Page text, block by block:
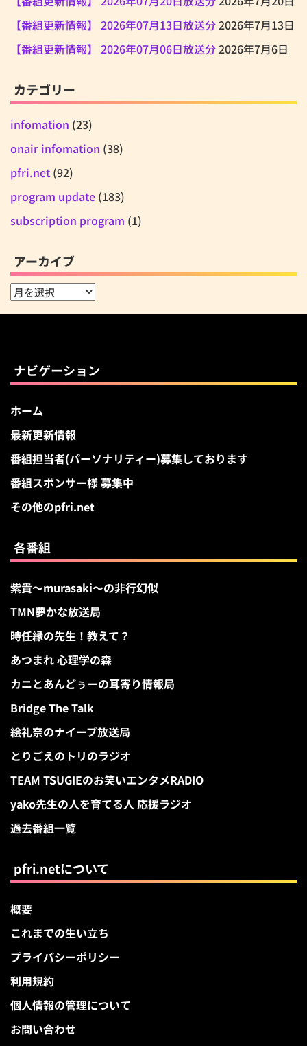
【番組更新情報】 2026年07月13日放送分2026年7月13日
【番組更新情報】 2026年07月06日放送分2026年7月6日
カテゴリー
infomation (23)
onair infomation (38)
pfri.net (92)
program update (183)
subscription program (1)
アーカイブ
ア
ナビゲーション
ホーム
最新更新情報
番組担当者(パーソナリティー)募集しております
番組スポンサー様 募集中
その他のpfri.net
各番組
紫貴～murasaki～の非行幻似
TMN夢かな放送局
時任縁の先生！教えて？
あつまれ 心理学の森
カニとあんどぅーの耳寄り情報局
Bridge The Talk
絵礼奈のナイーブ放送局
とりごえのトリのラジオ
TEAM TSUGIEのお笑いエンタメRADIO
yako先生の人を育てる人 応援ラジオ
過去番組一覧
pfri.netについて
概要
これまでの生い立ち
プライバシーポリシー
利用規約
個人情報の管理について
お問い合わせ